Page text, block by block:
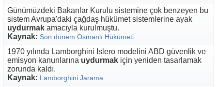
Günümüzdeki Bakanlar Kurulu sistemine çok benzeyen bu
sistem Avrupa'daki çağdaş hükümet sistemlerine ayak
uydurmak amacıyla kurulmuştu.
Kaynak: Son dönem Osmanlı Hükümeti
1970 yılında Lamborghini Islero modelini ABD güvenlik ve
emisyon kanunlarına uydurmak için yeniden tasarlamak
zorunda kaldı.
Kaynak: Lamborghini Jarama